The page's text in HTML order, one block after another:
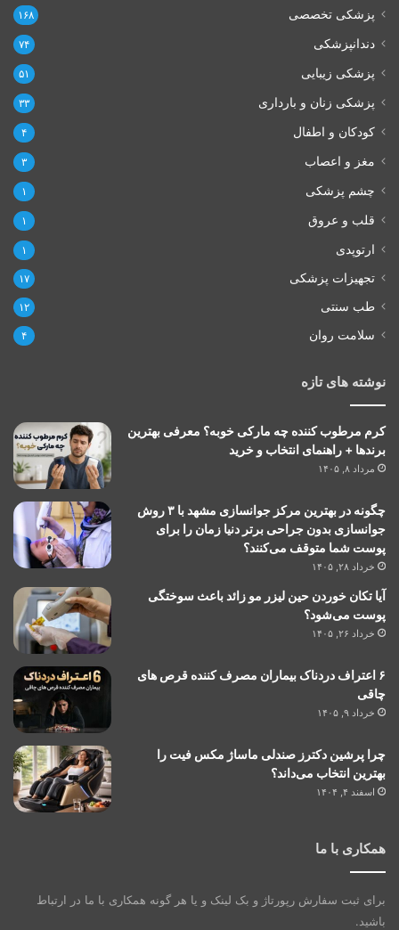
پزشکی تخصصی ۱۶۸
دندانپزشکی ۷۴
پزشکی زیبایی ۵۱
پزشکی زنان و بارداری ۳۳
کودکان و اطفال ۴
مغز و اعصاب ۳
چشم پزشکی ۱
قلب و عروق ۱
ارتوپدی ۱
تجهیزات پزشکی ۱۷
طب سنتی ۱۲
سلامت روان ۴
نوشته های تازه
کرم مرطوب کننده چه مارکی خوبه؟ معرفی بهترین
برندها + راهنمای انتخاب و خرید
مرداد ۸, ۱۴۰۵
چگونه در بهترین مرکز جوانسازی مشهد با ۳ روش
جوانسازی بدون جراحی برتر دنیا زمان را برای
پوست شما متوقف می‌کنند؟
خرداد ۲۸, ۱۴۰۵
آیا تکان خوردن حین لیزر مو زائد باعث سوختگی
پوست می‌شود؟
خرداد ۲۶, ۱۴۰۵
۶ اعتراف دردناک بیماران مصرف کننده قرص های
چاقی
خرداد ۹, ۱۴۰۵
چرا پرشین دکترز صندلی ماساژ مکس فیت را
بهترین انتخاب می‌داند؟
اسفند ۴, ۱۴۰۴
همکاری با ما
برای ثبت سفارش رپورتاژ و بک لینک و یا هر گونه همکاری با ما در ارتباط
باشید.